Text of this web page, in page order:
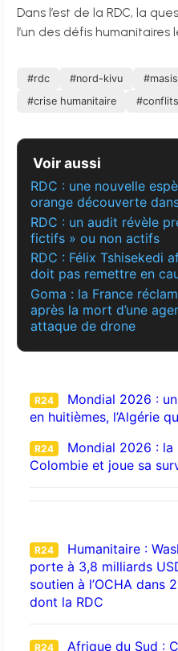
Dans l’est de la RDC, la
l’un des défis humanitaires
#rdc #nord-kivu
#crise humanitaire
#conflits
Voir aussi
RDC : une nouvelle
orange découverte
RDC : un audit révèle
fictifs » ou non actifs
RDC : Félix Tshisekedi
doit pas remettre en
Goma : la France
après la mort d’une
attaque de drone
R24
Mondial 2026 :
en huitièmes, l’Algérie
R24
Mondial 2026 : la
Colombie et joue sa
R24
Humanitaire :
porte à 3,8 milliards
soutien à l’OCHA dans
dont la RDC
R24 Afrique du Sud :